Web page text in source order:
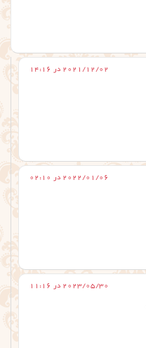
2021/12/02 در 14:16
2022/01/06 در 02:10
2023/05/30 در 11:16